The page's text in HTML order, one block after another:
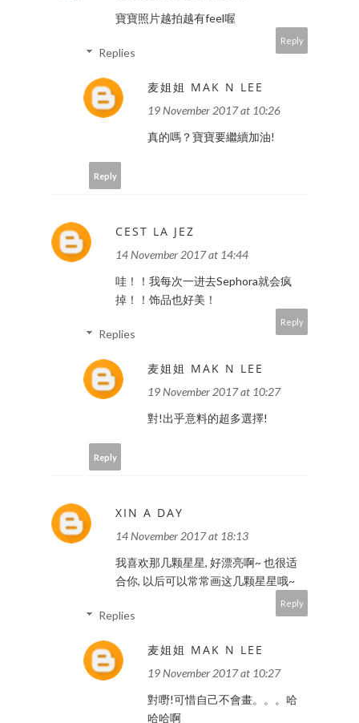
寶寶照片越拍越有feel喔
Reply
Replies
麦姐姐 MAK N LEE
19 November 2017 at 10:26
真的嗎？寶寶要繼續加油!
Reply
CEST LA JEZ
14 November 2017 at 14:44
哇！！我每次一进去Sephora就会疯
掉！！饰品也好美！
Reply
Replies
麦姐姐 MAK N LEE
19 November 2017 at 10:27
對!出乎意料的超多選擇!
Reply
XIN A DAY
14 November 2017 at 18:13
我喜欢那几颗星星, 好漂亮啊~ 也很适
合你, 以后可以常常画这几颗星星哦~
Reply
Replies
麦姐姐 MAK N LEE
19 November 2017 at 10:27
對嘢!可惜自己不會畫。。。哈
哈哈啊